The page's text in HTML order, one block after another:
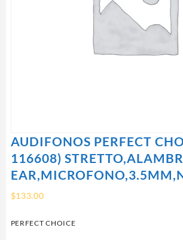
AUDIFONOS PERFECT
116608)
$133.00
PERFECT CHOICE